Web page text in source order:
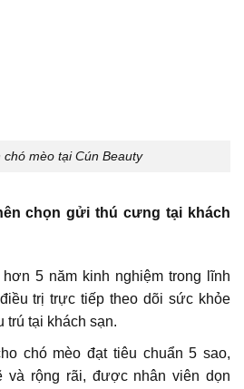
chó mèo tại Cún Beauty
chọn gửi thú cưng tại khách
5 năm kinh nghiệm trong lĩnh
trị trực tiếp theo dõi sức khỏe
tại khách sạn.
chó mèo đạt tiêu chuẩn 5 sao,
và rộng rãi, được nhân viên dọn